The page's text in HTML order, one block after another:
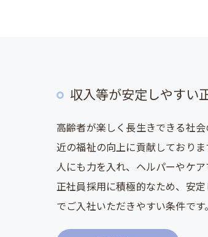
収入等が安定しやすい
高齢者が楽しく長生きできる社
近の福祉の向上に貢献しており
人にも力を入れ、ヘルパーやケ
正社員採用に積極的なため、安
でご入社いただきやすい条件です。